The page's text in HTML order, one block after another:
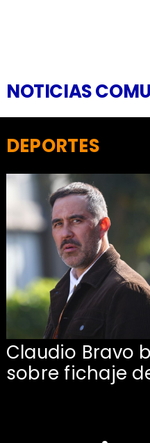
NOTICIAS
Claudio Bravo
sobre fichaje
DEPORTES